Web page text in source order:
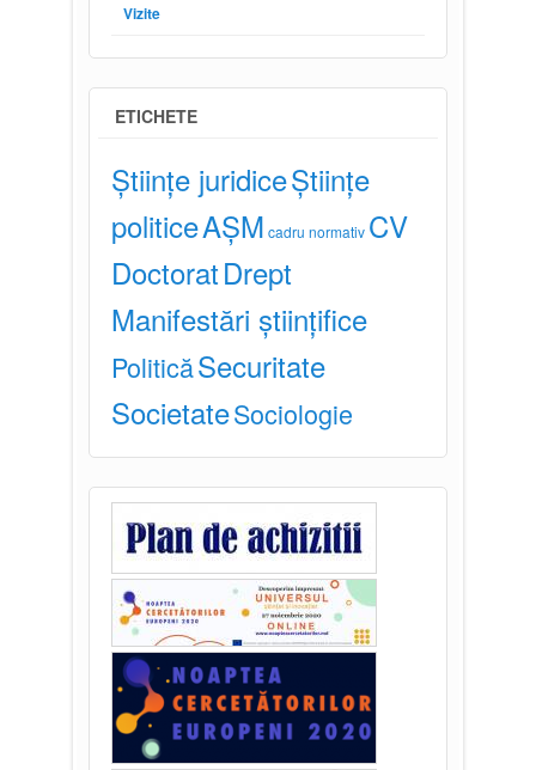
Vizite
ETICHETE
Științe juridiceȘtiințe
politiceAȘM cadru normativ CV
DoctoratDrept
Manifestări științifice
PoliticăSecuritate
SocietateSociologie